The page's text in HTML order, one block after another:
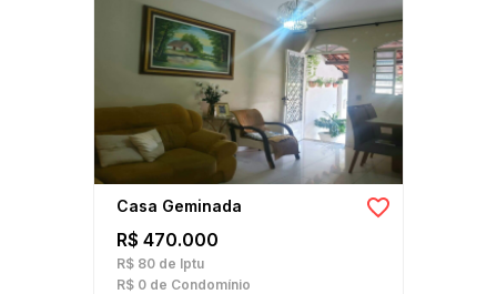
Casa Geminada
R$ 470.000
R$ 80 de Iptu
R$ 0 de Condomínio